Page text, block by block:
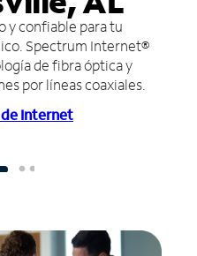
y confiable para tu
Spectrum Internet®
de fibra óptica y
por líneas coaxiales.
Internet